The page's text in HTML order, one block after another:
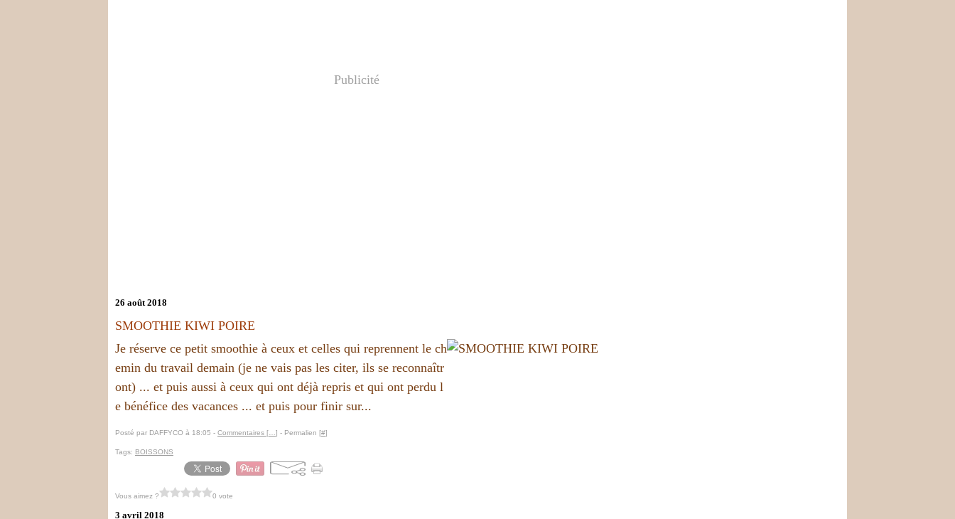
Publicité
26 août 2018
SMOOTHIE KIWI POIRE
Je réserve ce petit smoothie à ceux et celles qui reprennent le ch
emin du travail demain (je ne vais pas les citer, ils se reconnaîtr
ont) ... et puis aussi à ceux qui ont déjà repris et qui ont perdu l
e bénéfice des vacances ... et puis pour finir sur...
Posté par DAFFYCO à 18:05 - Commentaires [ ] - Permalien [#]
Tags: BOISSONS
Vous aimez ? 0 vote
3 avril 2018